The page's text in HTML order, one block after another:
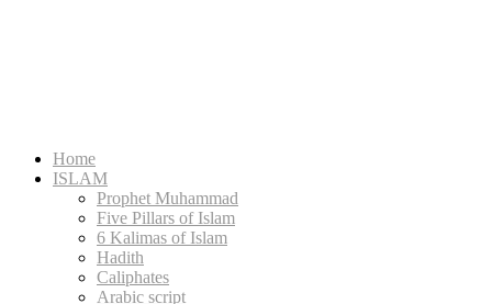
Home
ISLAM
Prophet Muhammad
Five Pillars of Islam
6 Kalimas of Islam
Hadith
Caliphates
Arabic script